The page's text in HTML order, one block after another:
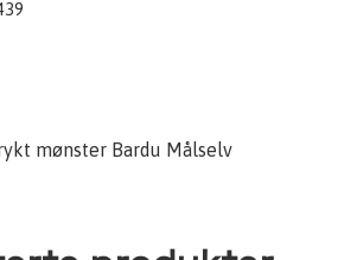
mønster Bardu Målselv